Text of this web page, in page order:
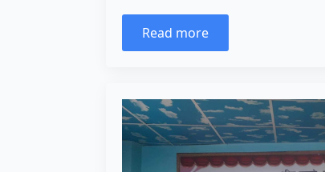
Read more